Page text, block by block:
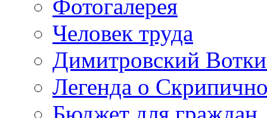
Фотогалерея
Человек труда
Димитровский
Легенда о